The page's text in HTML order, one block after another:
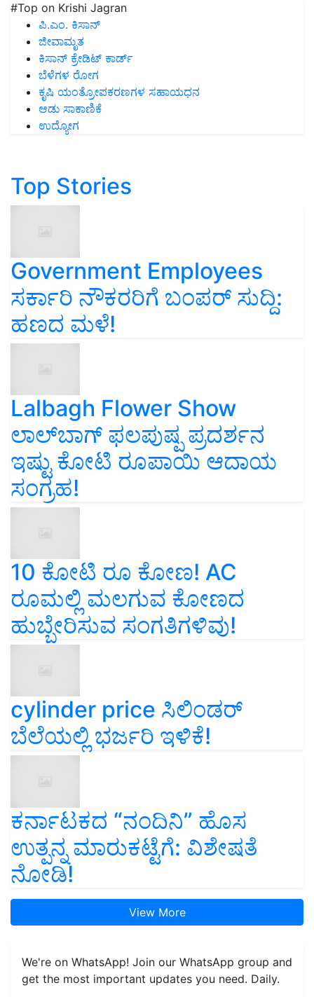
#Top on Krishi Jagran
ಪಿ.ಎಂ. ಕಿಸಾನ್
ಜೀವಾಮೃತ
ಕಿಸಾನ್ ಕ್ರೇಡಿಟ್ ಕಾರ್ಡ್
ಬೆಳೆಗಳ ರೋಗ
ಕೃಷಿ ಯಂತ್ರೋಪಕರಣಗಳ ಸಹಾಯಧನ
ಆಡು ಸಾಕಾಣಿಕೆ
ಉದ್ಯೋಗ
Top Stories
Government Employees
ಸರ್ಕಾರಿ ನೌಕರರಿಗೆ ಬಂಪರ್‌ ಸುದ್ದಿ:
ಹಣದ ಮಳೆ!
Lalbagh Flower Show
ಲಾಲ್‌ಬಾಗ್ ಫಲಪುಷ್ಪ ಪ್ರದರ್ಶನ
ಇಷ್ಟು ಕೋಟಿ ರೂಪಾಯಿ ಆದಾಯ
ಸಂಗ್ರಹ!
10 ಕೋಟಿ ರೂ ಕೋಣ! AC
ರೂಮಲ್ಲಿ ಮಲಗುವ ಕೋಣದ
ಹುಬ್ಬೇರಿಸುವ ಸಂಗತಿಗಳಿವು!
cylinder price ಸಿಲಿಂಡರ್‌
ಬೆಲೆಯಲ್ಲಿ ಭರ್ಜರಿ ಇಳಿಕೆ!
ಕರ್ನಾಟಕದ “ನಂದಿನಿ” ಹೊಸ
ಉತ್ಪನ್ನ ಮಾರುಕಟ್ಟೆಗೆ: ವಿಶೇಷತೆ
ನೋಡಿ!
View More
We're on WhatsApp! Join our WhatsApp group and
get the most important updates you need. Daily.